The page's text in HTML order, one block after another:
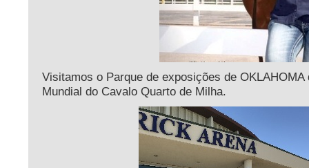
Visitamos o Parque de exposições de
Mundial do Cavalo Quarto de Milha.